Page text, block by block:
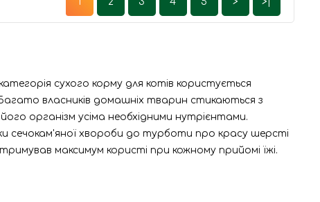
сухого корму для котів користується
власників домашніх тварин стикаються з
організм усіма необхідними нутрієнтами.
сечокам'яної хвороби до турботи про красу шерсті
максимум користі при кожному прийомі їжі.